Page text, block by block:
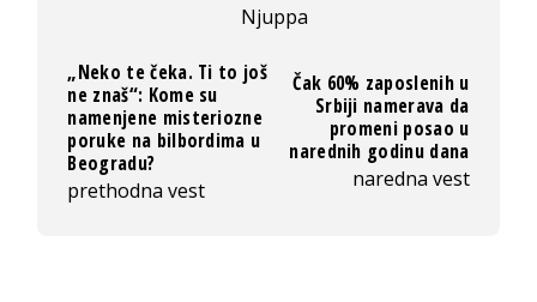
Njuppa
„Neko te čeka. Ti to još
ne znaš“: Kome su
namenjene misteriozne
poruke na bilbordima u
Beogradu?
prethodna vest
Čak 60% zaposlenih u
Srbiji namerava da
promeni posao u
narednih godinu dana
naredna vest